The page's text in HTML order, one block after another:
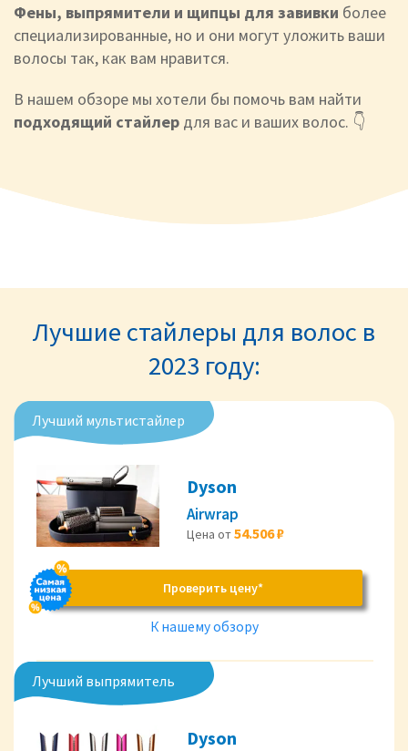
Фены, выпрямители и щипцы для завивки более
специализированные, но и они могут уложить ваши
волосы так, как вам нравится.
В нашем обзоре мы хотели бы помочь вам найти
подходящий стайлер для вас и ваших волос. 👇
Лучшие стайлеры для волос в
2023 году:
Лучший мультистайлер
Dyson
Airwrap
Цена от54.506 ₽
Проверить цену*
К нашему обзору
Лучший выпрямитель
Dyson